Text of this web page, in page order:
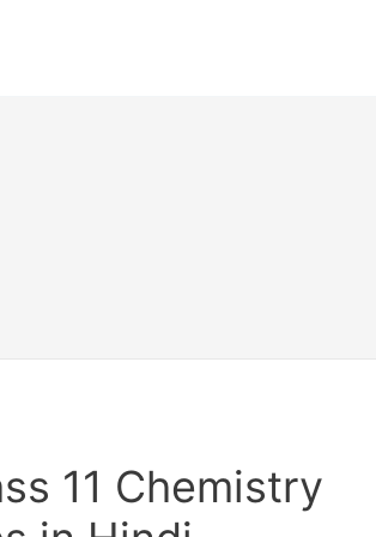
11 Chemistry